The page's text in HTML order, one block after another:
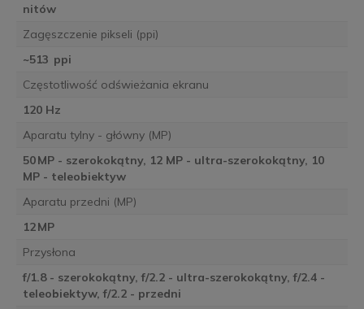
nitów
Zagęszczenie pikseli (ppi)
~513 ppi
Częstotliwość odświeżania ekranu
120 Hz
Aparatu tylny - główny (MP)
50 MP - szerokokątny, 12 MP - ultra-szerokokątny, 10
MP - teleobiektyw
Aparatu przedni (MP)
12 MP
Przysłona
f/1.8 - szerokokątny, f/2.2 - ultra-szerokokątny, f/2.4 -
teleobiektyw, f/2.2 - przedni